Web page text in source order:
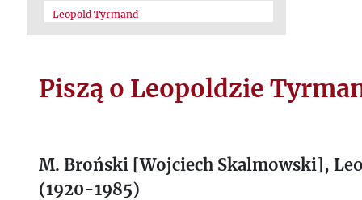
Leopold Tyrmand
Piszą o Leopoldzie
M. Broński [Wojciech Skalmowski],
(1920-1985)